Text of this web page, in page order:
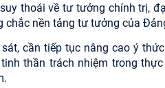
thoái về tư tưởng chính trị,
chắc nền tảng tư tưởng của
cần tiếp tục nâng cao ý
thần trách nhiệm trong